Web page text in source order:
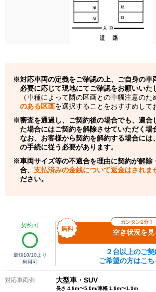
対応車両の定義をご確認の上、ご自身の車
必要に応じて現地にてご確認をお願いいた
（車種によって隣の区画との車幅注意のた
のある区画を選択することをおすすめして
審査を通過し、ご契約後の場合でも、適合
た場合にはご契約を解除させていただく場
なお、お客様から契約を解約する場合には
の手続に従う必要があります。
車両サイズ等の不適合を理由に契約が解除
合、 支払済みの金銭について返金はされま
ださい。
契約可
最短10/10より
利用可
カンタン1分！
空き状況を見
２台以上のご
ご希望の方はこち
対応車両例 大型車・SUV
長さ 4.8m〜5.0m/車幅 1.8m〜1.9m